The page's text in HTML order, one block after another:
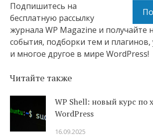
Подпишитесь на
бесплатную рассылку
журнала WP Magazine и получайте
события, подборки тем и плагинов,
и многое другое в мире WordPress!
Читайте также
WP Shell: новый курс по
WordPress
16.09.2025